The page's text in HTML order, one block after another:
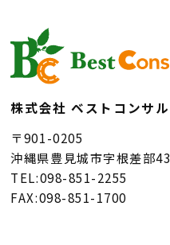
株式会社 ベストコンサ
〒901-0205
沖縄県豊見城市字根差部
TEL:098-851-2255
FAX:098-851-1700